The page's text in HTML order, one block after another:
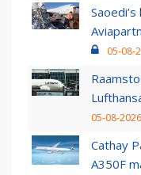
05-08-
05-08-
Cathay
A350F